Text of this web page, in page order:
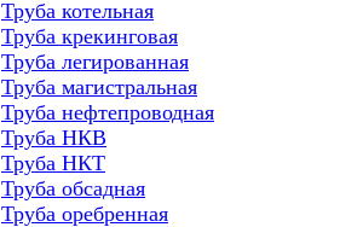
Труба котельная
Труба крекинговая
Труба легированная
Труба магистральная
Труба нефтепроводная
Труба НКВ
Труба НКТ
Труба обсадная
Труба оребренная